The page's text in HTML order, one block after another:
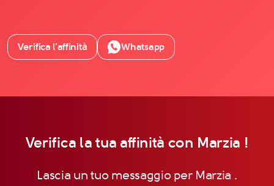
Verifica l’affinità Whatsapp
Verifica la tua affinità con Marzia !
Lascia un tuo messaggio per Marzia .